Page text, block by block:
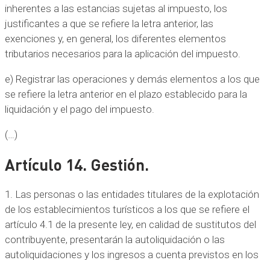
inherentes a las estancias sujetas al impuesto, los
justificantes a que se refiere la letra anterior, las
exenciones y, en general, los diferentes elementos
tributarios necesarios para la aplicación del impuesto.
e) Registrar las operaciones y demás elementos a los que
se refiere la letra anterior en el plazo establecido para la
liquidación y el pago del impuesto.
(…)
Artículo 14. Gestión.
1. Las personas o las entidades titulares de la explotación
de los establecimientos turísticos a los que se refiere el
artículo 4.1 de la presente ley, en calidad de sustitutos del
contribuyente, presentarán la autoliquidación o las
autoliquidaciones y los ingresos a cuenta previstos en los